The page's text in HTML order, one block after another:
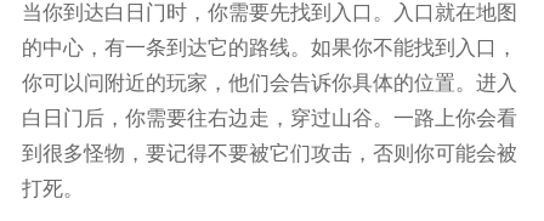
当你到达白日门时，你需要先找到入口。入口就在地图
的中心，有一条到达它的路线。如果你不能找到入口，
你可以问附近的玩家，他们会告诉你具体的位置。进入
白日门后，你需要往右边走，穿过山谷。一路上你会看
到很多怪物，要记得不要被它们攻击，否则你可能会被
打死。